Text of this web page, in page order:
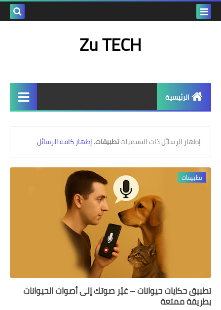
Zu TECH
الرئيسية
تطبيقات والعاب كمبيوتر
شروحات
تطبيقات
‏إظهار الرسائل ذات التسمياتتطبيقات.إظهار كافة الرسائل
تطبيقات
تطبيق حكايات حيوانات – غيّر صوتك إلى أصوات الحيوانات
بطريقة ممتعة